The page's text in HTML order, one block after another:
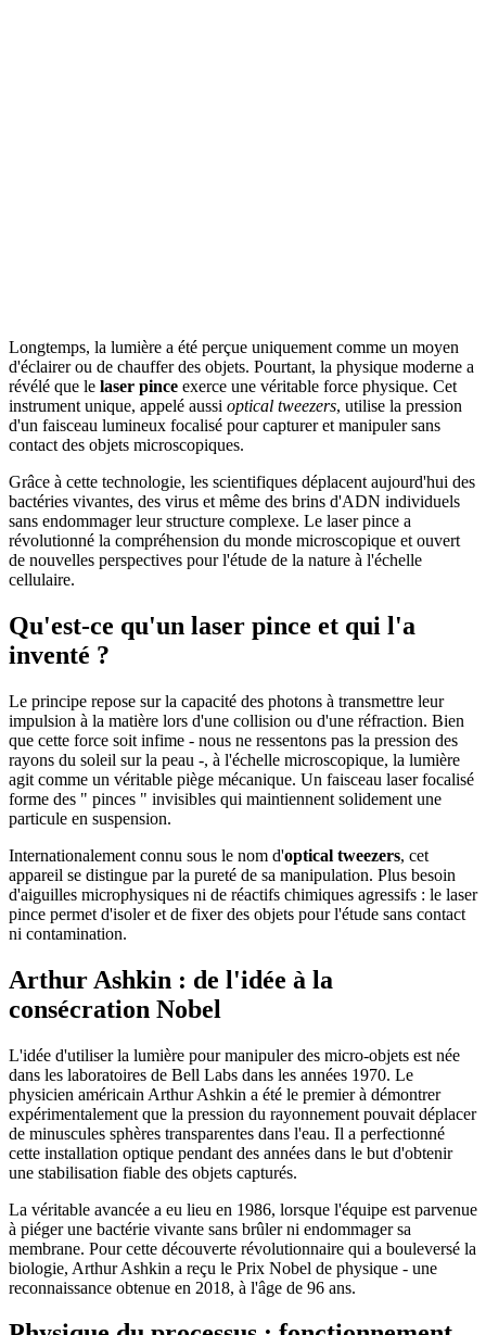
Longtemps, la lumière a été perçue uniquement comme un moyen
d'éclairer ou de chauffer des objets. Pourtant, la physique moderne a
révélé que le laser pince exerce une véritable force physique. Cet
instrument unique, appelé aussi optical tweezers, utilise la pression
d'un faisceau lumineux focalisé pour capturer et manipuler sans
contact des objets microscopiques.
Grâce à cette technologie, les scientifiques déplacent aujourd'hui des
bactéries vivantes, des virus et même des brins d'ADN individuels
sans endommager leur structure complexe. Le laser pince a
révolutionné la compréhension du monde microscopique et ouvert
de nouvelles perspectives pour l'étude de la nature à l'échelle
cellulaire.
Qu'est-ce qu'un laser pince et qui l'a
inventé ?
Le principe repose sur la capacité des photons à transmettre leur
impulsion à la matière lors d'une collision ou d'une réfraction. Bien
que cette force soit infime - nous ne ressentons pas la pression des
rayons du soleil sur la peau -, à l'échelle microscopique, la lumière
agit comme un véritable piège mécanique. Un faisceau laser focalisé
forme des " pinces " invisibles qui maintiennent solidement une
particule en suspension.
Internationalement connu sous le nom d'optical tweezers, cet
appareil se distingue par la pureté de sa manipulation. Plus besoin
d'aiguilles microphysiques ni de réactifs chimiques agressifs : le laser
pince permet d'isoler et de fixer des objets pour l'étude sans contact
ni contamination.
Arthur Ashkin : de l'idée à la
consécration Nobel
L'idée d'utiliser la lumière pour manipuler des micro-objets est née
dans les laboratoires de Bell Labs dans les années 1970. Le
physicien américain Arthur Ashkin a été le premier à démontrer
expérimentalement que la pression du rayonnement pouvait déplacer
de minuscules sphères transparentes dans l'eau. Il a perfectionné
cette installation optique pendant des années dans le but d'obtenir
une stabilisation fiable des objets capturés.
La véritable avancée a eu lieu en 1986, lorsque l'équipe est parvenue
à piéger une bactérie vivante sans brûler ni endommager sa
membrane. Pour cette découverte révolutionnaire qui a bouleversé la
biologie, Arthur Ashkin a reçu le Prix Nobel de physique - une
reconnaissance obtenue en 2018, à l'âge de 96 ans.